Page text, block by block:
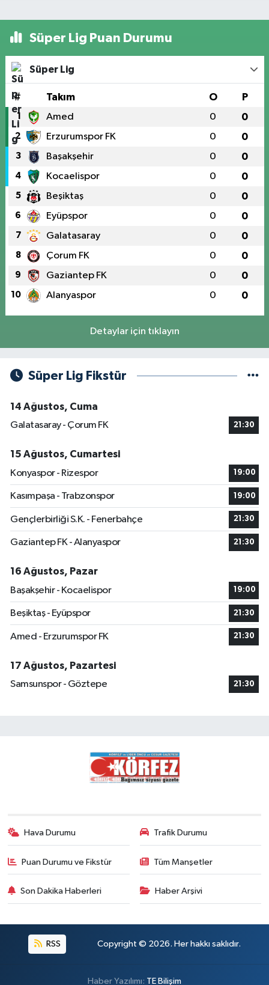
Süper Lig Puan Durumu
Süper Lig
# Takım O P
1 Amed 0 0
2 Erzurumspor FK 0 0
3 Başakşehir 0 0
4 Kocaelispor 0 0
5 Beşiktaş 0 0
6 Eyüpspor 0 0
7 Galatasaray 0 0
8 Çorum FK 0 0
9 Gaziantep FK 0 0
10 Alanyaspor 0 0
Detaylar için tıklayın
Süper Lig Fikstür
14 Ağustos, Cuma
Galatasaray - Çorum FK
21:30
15 Ağustos, Cumartesi
Konyaspor - Rizespor
19:00
Kasımpaşa - Trabzonspor 19:00
Gençlerbirliği S.K. - Fenerbahçe 21:30
Gaziantep FK - Alanyaspor 21:30
16 Ağustos, Pazar
Başakşehir - Kocaelispor
19:00
Beşiktaş - Eyüpspor 21:30
Amed - Erzurumspor FK 21:30
17 Ağustos, Pazartesi
Samsunspor - Göztepe
21:30
Hava Durumu Trafik Durumu
Puan Durumu ve Fikstür Tüm Manşetler
Son Dakika Haberleri Haber Arşivi
RSS Copyright © 2026. Her hakkı saklıdır.
Haber Yazılımı: TE Bilişim